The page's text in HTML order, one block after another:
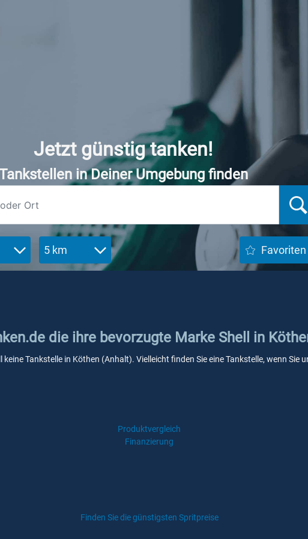
Jetzt günstig tanken!
in Deiner Umgebung finden
5 km Favoriten
die ihre bevorzugte Marke Shell in
Tankstelle in Köthen (Anhalt). Vielleicht finden Sie eine Tankstelle, wenn Sie
Produktvergleich
Finanzierung
Finden Sie die günstigsten Spritpreise